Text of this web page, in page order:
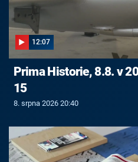
12:07
Prima Historie, 8.8. v
15
8. srpna 2026 20:40